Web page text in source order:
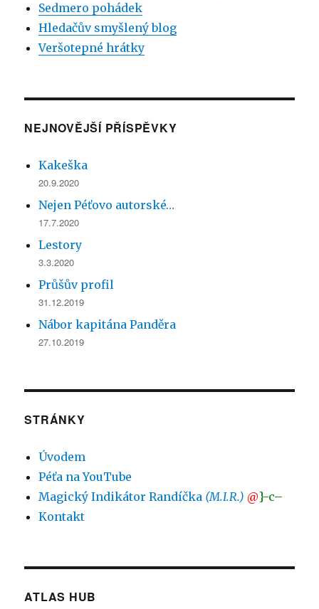
Sedmero pohádek
Hledačův smyšlený blog
Veršotepné hrátky
NEJNOVĚJŠÍ PŘÍSPĚVKY
Kakeška
20.9.2020
Nejen Péťovo autorské…
17.7.2020
Lestory
3.3.2020
Průšův profil
31.12.2019
Nábor kapitána Panděra
27.10.2019
STRÁNKY
Úvodem
Péťa na YouTube
Magický Indikátor Randíčka (M.I.R.) @}-c–
Kontakt
ATLAS HUB